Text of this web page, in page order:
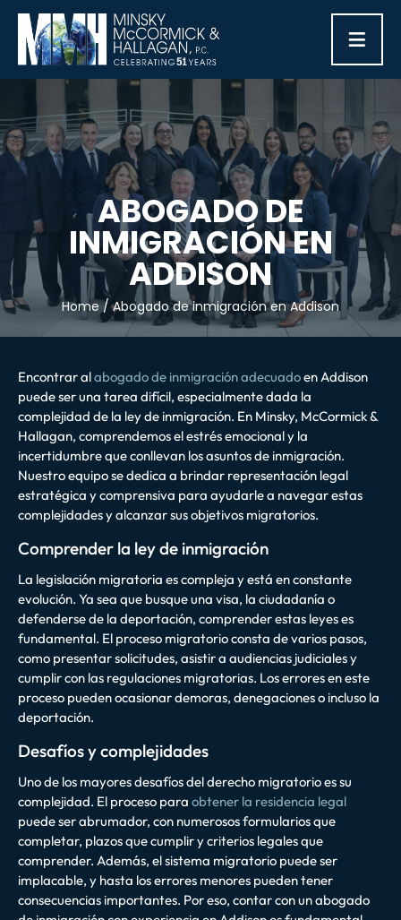
≡
ABOGADO DE
INMIGRACIÓN EN
ADDISON
Home/Abogado de inmigración en Addison
Encontrar alabogado de inmigración adecuadoen Addison
puede ser una tarea difícil, especialmente dada la
complejidad de la ley de inmigración. En Minsky, McCormick &
Hallagan, comprendemos el estrés emocional y la
incertidumbre que conllevan los asuntos de inmigración.
Nuestro equipo se dedica a brindar representación legal
estratégica y comprensiva para ayudarle a navegar estas
complejidades y alcanzar sus objetivos migratorios.
Comprender la ley de inmigración
La legislación migratoria es compleja y está en constante
evolución. Ya sea que busque una visa, la ciudadanía o
defenderse de la deportación, comprender estas leyes es
fundamental. El proceso migratorio consta de varios pasos,
como presentar solicitudes, asistir a audiencias judiciales y
cumplir con las regulaciones migratorias. Los errores en este
proceso pueden ocasionar demoras, denegaciones o incluso la
deportación.
Desafíos y complejidades
Uno de los mayores desafíos del derecho migratorio es su
complejidad. El proceso para obtener la residencia legal
puede ser abrumador, con numerosos formularios que
completar, plazos que cumplir y criterios legales que
comprender. Además, el sistema migratorio puede ser
implacable, y hasta los errores menores pueden tener
consecuencias importantes. Por eso, contar con un abogado